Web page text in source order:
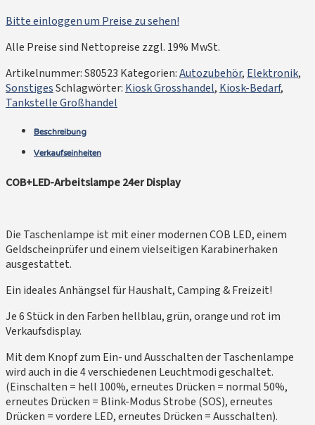
Bitte einloggen um Preise zu sehen!
Alle Preise sind Nettopreise zzgl. 19% MwSt.
Artikelnummer:S80523 Kategorien:Autozubehör, Elektronik,
SonstigesSchlagwörter: Kiosk Grosshandel, Kiosk-Bedarf,
Tankstelle Großhandel
Beschreibung
Verkaufseinheiten
COB+LED-Arbeitslampe 24er Display
Die Taschenlampe ist mit einer modernen COB LED, einem
Geldscheinprüfer und einem vielseitigen Karabinerhaken
ausgestattet.
Ein ideales Anhängsel für Haushalt, Camping & Freizeit!
Je 6 Stück in den Farben hellblau, grün, orange und rot im
Verkaufsdisplay.
Mit dem Knopf zum Ein- und Ausschalten der Taschenlampe
wird auch in die 4 verschiedenen Leuchtmodi geschaltet.
(Einschalten = hell 100%, erneutes Drücken = normal 50%,
erneutes Drücken = Blink-Modus Strobe (SOS), erneutes
Drücken = vordere LED, erneutes Drücken = Ausschalten).